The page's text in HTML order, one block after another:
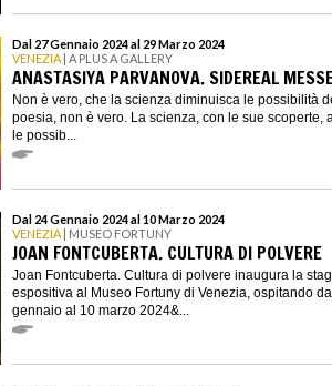
Dal 27 Gennaio 2024 al 29 Marzo 2024
VENEZIA | A PLUS A GALLERY
ANASTASIYA PARVANOVA. SIDEREAL
Non è vero, che la scienza diminuisca le possibilità
poesia, non è vero. La scienza, con le sue scoperte,
le possib...
Dal 24 Gennaio 2024 al 10 Marzo 2024
VENEZIA | MUSEO FORTUNY
JOAN FONTCUBERTA. CULTURA DI POLVERE
Joan Fontcuberta. Cultura di polvere inaugura la
espositiva al Museo Fortuny di Venezia, ospitando
gennaio al 10 marzo 2024&...